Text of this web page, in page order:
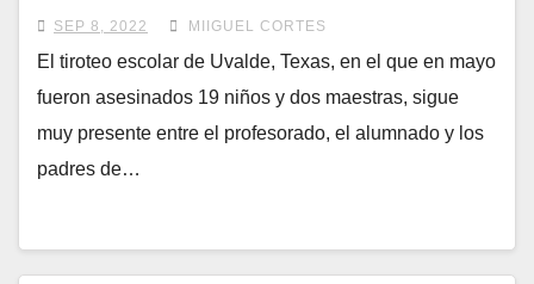
SEP 8, 2022 MIIGUEL CORTES
El tiroteo escolar de Uvalde, Texas, en el que en mayo
fueron asesinados 19 niños y dos maestras, sigue
muy presente entre el profesorado, el alumnado y los
padres de…